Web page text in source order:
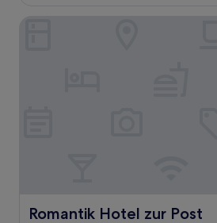
Romantik Hotel zur Post
Romantik Hotel zur Post